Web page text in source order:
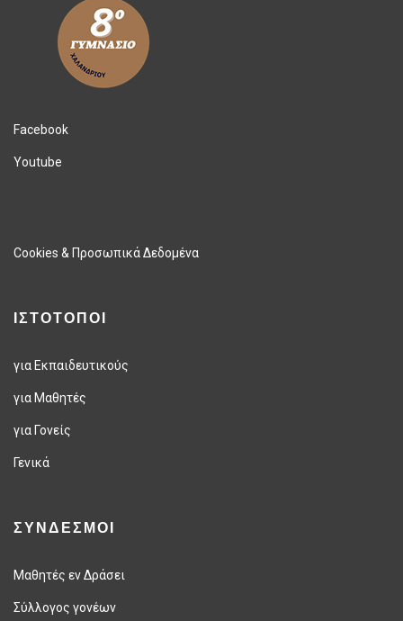
Facebook
Youtube
Cookies & Προσωπικά Δεδομένα
ΙΣΤΟΤΟΠΟΙ
για Εκπαιδευτικούς
για Μαθητές
για Γονείς
Γενικά
ΣΥΝΔΕΣΜΟΙ
Μαθητές εν Δράσει
Σύλλογος γονέων